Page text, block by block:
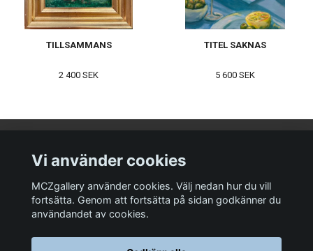
TILLSAMMANS
2 400 SEK
TITEL SAKNAS
5 600 SEK
OM MCZGALLERY
presenterar både originalmålningar och "Fine Art prints" som finns i
begränsad upplaga. Alla tryck är numrerade och signerade. Merparten
av motiven trycks vid beställning och all produktion sker i Sverige.
Vi använder cookies
MCZgallery använder cookies. Välj nedan hur du vill
fortsätta. Genom att fortsätta på sidan godkänner du
användandet av cookies.